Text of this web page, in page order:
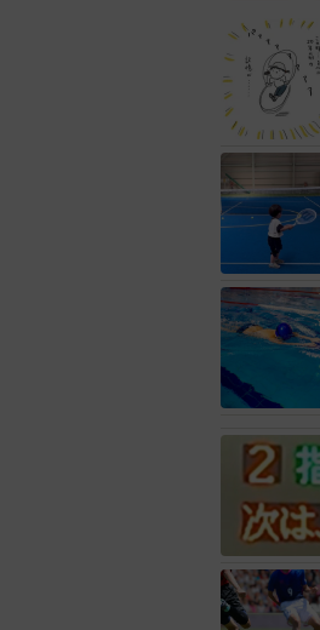
その結果
み「
手に届く
注文が入
販売元の